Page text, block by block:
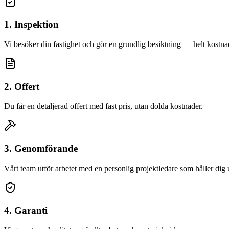
1. Inspektion
Vi besöker din fastighet och gör en grundlig besiktning — helt
2. Offert
Du får en detaljerad offert med fast pris, utan dolda kostnader.
3. Genomförande
Vårt team utför arbetet med en personlig projektledare som håller dig
4. Garanti